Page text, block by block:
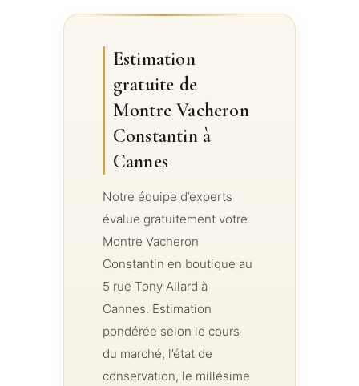
Estimation
gratuite de
Montre Vacheron
Constantin à
Cannes
Notre équipe d’experts
évalue gratuitement votre
Montre Vacheron
Constantin en boutique au
5 rue Tony Allard à
Cannes. Estimation
pondérée selon le cours
du marché, l’état de
conservation, le millésime